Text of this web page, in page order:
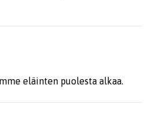
eläinten puolesta alkaa.